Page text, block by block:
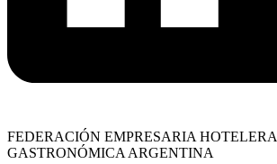
FEDERACIÓN EMPRESARIA HOTELERA
GASTRONÓMICA ARGENTINA